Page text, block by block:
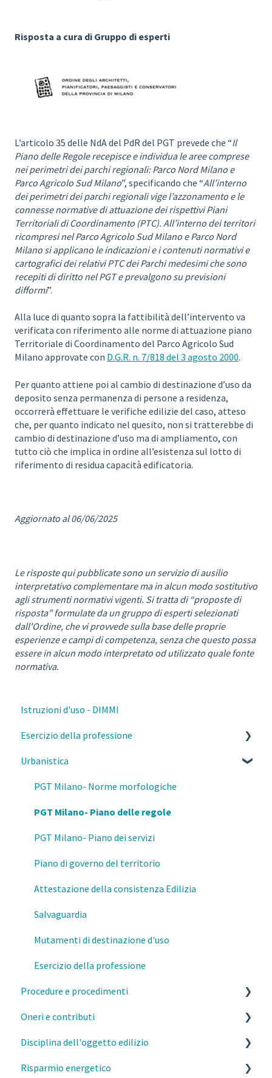
Risposta a cura di Gruppo di esperti
L’articolo 35 delle NdA del PdR del PGT prevede che “Il
Piano delle Regole recepisce e individua le aree comprese
nei perimetri dei parchi regionali: Parco Nord Milano e
Parco Agricolo Sud Milano”, specificando che “All’interno
dei perimetri dei parchi regionali vige l’azzonamento e le
connesse normative di attuazione dei rispettivi Piani
Territoriali di Coordinamento (PTC). All’interno dei territori
ricompresi nel Parco Agricolo Sud Milano e Parco Nord
Milano si applicano le indicazioni e i contenuti normativi e
cartografici dei relativi PTC dei Parchi medesimi che sono
recepiti di diritto nel PGT e prevalgono su previsioni
difformi”.
Alla luce di quanto sopra la fattibilità dell’intervento va
verificata con riferimento alle norme di attuazione piano
Territoriale di Coordinamento del Parco Agricolo Sud
Milano approvate con D.G.R. n. 7/818 del 3 agosto 2000.
Per quanto attiene poi al cambio di destinazione d’uso da
deposito senza permanenza di persone a residenza,
occorrerà effettuare le verifiche edilizie del caso, atteso
che, per quanto indicato nel quesito, non si tratterebbe di
cambio di destinazione d’uso ma di ampliamento, con
tutto ciò che implica in ordine all’esistenza sul lotto di
riferimento di residua capacità edificatoria.
Aggiornato al 06/06/2025
Le risposte qui pubblicate sono un servizio di ausilio
interpretativo complementare ma in alcun modo sostitutivo
agli strumenti normativi vigenti. Si tratta di “proposte di
risposta” formulate da un gruppo di esperti selezionati
dall'Ordine, che vi provvede sulla base delle proprie
esperienze e campi di competenza, senza che questo possa
essere in alcun modo interpretato od utilizzato quale fonte
normativa.
Istruzioni d'uso - DIMMI
Esercizio della professione
Parcelle, contratti e diritto civile
Deontologia
Responsabilità del professionista
Privacy e GDPR
Fisco
Prevenzione e Sicurezza Antincendio
Formazione
Urbanistica
PGT Milano- Norme morfologiche
PGT Milano- Piano delle regole
PGT Milano- Piano dei servizi
Piano di governo del territorio
Attestazione della consistenza Edilizia
Salvaguardia
Mutamenti di destinazione d'uso
Esercizio della professione
Procedure e procedimenti
Titoli abilitativi ed edilizi
MI- Pareri Preliminari
Qualifiche degli interventi
Oneri e contributi
MI- Oneri urbanistici
MI- Contributo di costruzione
Disciplina dell'oggetto edilizio
Caratteristiche costruttive e funzionali degli edifici
Risparmio energetico